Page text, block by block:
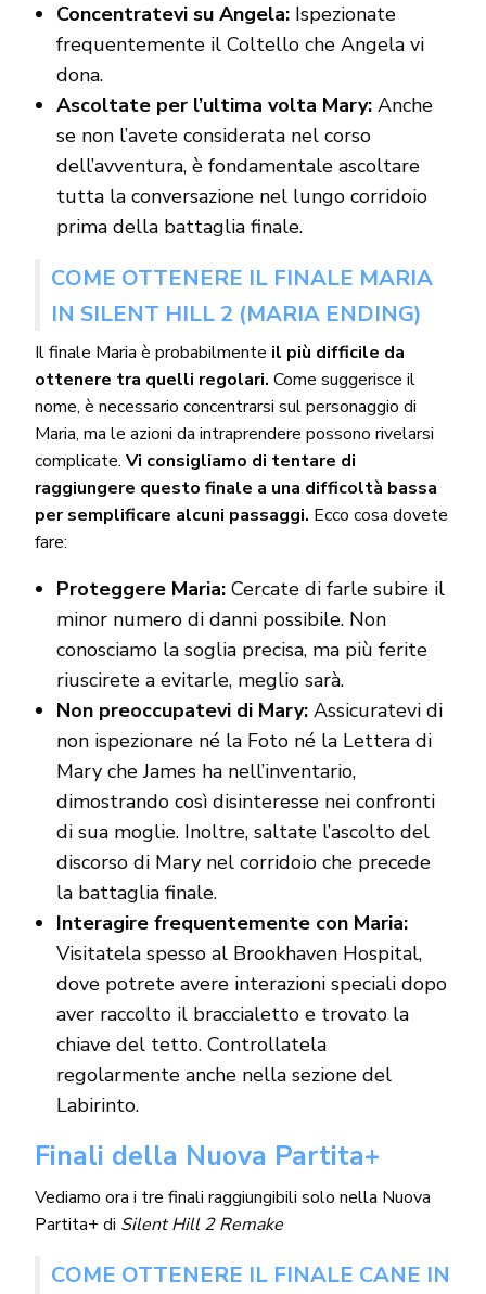
Concentratevi su Angela:Ispezionate
frequentemente il Coltello che Angela vi
dona.
Ascoltate per l’ultima volta Mary:Anche
se non l’avete considerata nel corso
dell’avventura, è fondamentale ascoltare
tutta la conversazione nel lungo corridoio
prima della battaglia finale.
COME OTTENERE IL FINALE MARIA
IN SILENT HILL 2 (MARIA ENDING)
Il finale Maria è probabilmente il più difficile da
ottenere tra quelli regolari. Come suggerisce il
nome, è necessario concentrarsi sul personaggio di
Maria, ma le azioni da intraprendere possono rivelarsi
complicate. Vi consigliamo di tentare di
raggiungere questo finale a una difficoltà bassa
per semplificare alcuni passaggi. Ecco cosa dovete
fare:
Proteggere Maria:Cercate di farle subire il
minor numero di danni possibile. Non
conosciamo la soglia precisa, ma più ferite
riuscirete a evitarle, meglio sarà.
Non preoccupatevi di Mary:Assicuratevi di
non ispezionare né la Foto né la Lettera di
Mary che James ha nell’inventario,
dimostrando così disinteresse nei confronti
di sua moglie. Inoltre, saltate l’ascolto del
discorso di Mary nel corridoio che precede
la battaglia finale.
Interagire frequentemente con Maria:
Visitatela spesso al Brookhaven Hospital,
dove potrete avere interazioni speciali dopo
aver raccolto il braccialetto e trovato la
chiave del tetto. Controllatela
regolarmente anche nella sezione del
Labirinto.
Finali della Nuova Partita+
Vediamo ora i tre finali raggiungibili solo nella Nuova
Partita+ di Silent Hill 2 Remake
COME OTTENERE IL FINALE CANE IN